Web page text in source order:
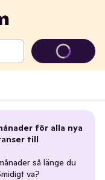
för alla nya
till
så länge du
va?